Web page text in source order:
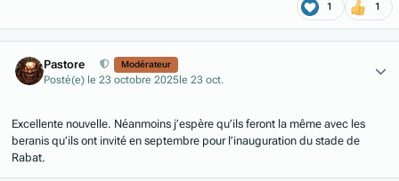
1 1
Pastore Modérateur
Posté(e) le 23 octobre 2025 le 23 oct.
Excellente nouvelle. Néanmoins j’espère qu’ils feront la même avec les
beranis qu’ils ont invité en septembre pour l’inauguration du stade de
Rabat.